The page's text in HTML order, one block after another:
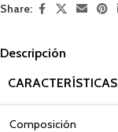
Share:
Descripción
CARACTERÍSTICAS
Composición